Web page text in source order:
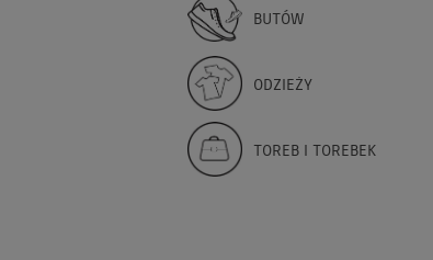
BUTÓW
ODZIEŻY
TOREB I TOREBEK